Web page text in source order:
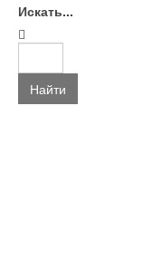
Искать...
Найти